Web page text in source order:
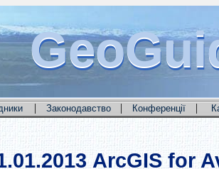
| Законодавство | Конференції |
ArcGIS for